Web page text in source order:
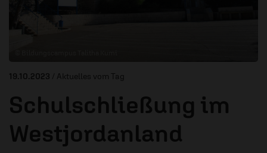
PROGRAMM
19.10.2023 / Aktuelles vom Tag
Schulschließung im
Westjordanland